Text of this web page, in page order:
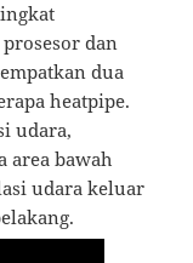
dan
dua
heatpipe.
udara,
area bawah
udara keluar